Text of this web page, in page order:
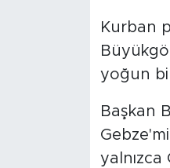
Kurban
yoğun
Başkan